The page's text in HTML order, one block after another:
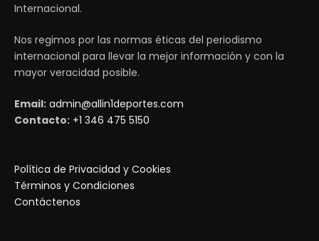
Internacional.
Nos regimos por las normas éticas del periodismo
internacional para llevar la mejor información y con la
mayor veracidad posible.
Email: admin@allin1deportes.com
Contacto: +1 346 475 5150
Política de Privacidad y Cookies
Términos y Condiciones
Contáctenos